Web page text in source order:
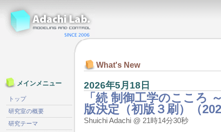
What's New
2026年5月18日
「続 制御工学のこころ
版決定（初版３刷）（
Shuichi Adachi @ 21時14分30秒
メインメニュー
トップ
研究室の概要
研究テーマ